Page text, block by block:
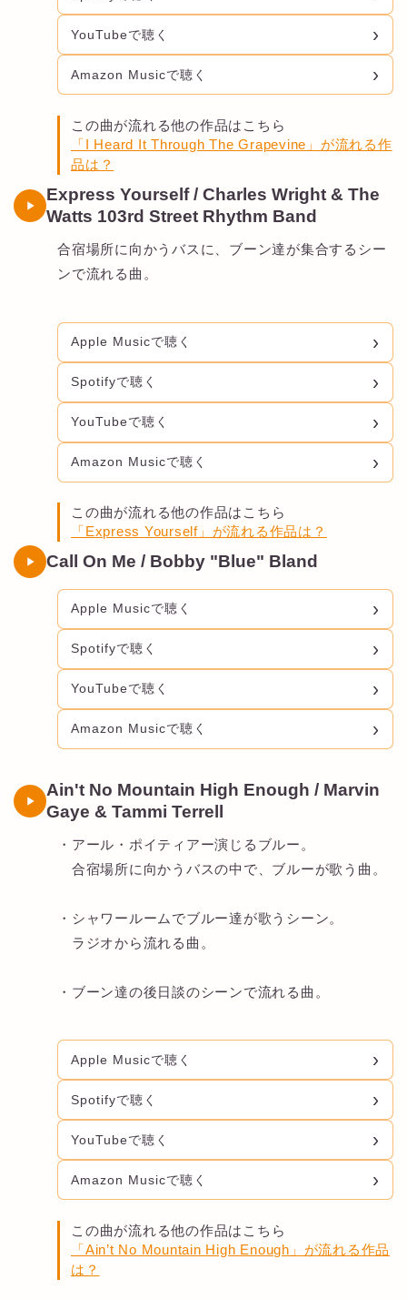
YouTubeで聴く
Amazon Musicで聴く
この曲が流れる他の作品はこちら
「I Heard It Through The Grapevine」が流れる作
品は？
Express Yourself / Charles Wright & The
Watts 103rd Street Rhythm Band
合宿場所に向かうバスに、ブーン達が集合するシー
ンで流れる曲。
Apple Musicで聴く
Spotifyで聴く
YouTubeで聴く
Amazon Musicで聴く
この曲が流れる他の作品はこちら
「Express Yourself」が流れる作品は？
Call On Me / Bobby "Blue" Bland
Apple Musicで聴く
Spotifyで聴く
YouTubeで聴く
Amazon Musicで聴く
Ain't No Mountain High Enough / Marvin
Gaye & Tammi Terrell
・アール・ポイティアー演じるブルー。
合宿場所に向かうバスの中で、ブルーが歌う曲。
・シャワールームでブルー達が歌うシーン。
ラジオから流れる曲。
・ブーン達の後日談のシーンで流れる曲。
Apple Musicで聴く
Spotifyで聴く
YouTubeで聴く
Amazon Musicで聴く
この曲が流れる他の作品はこちら
「Ain’t No Mountain High Enough」が流れる作品
は？